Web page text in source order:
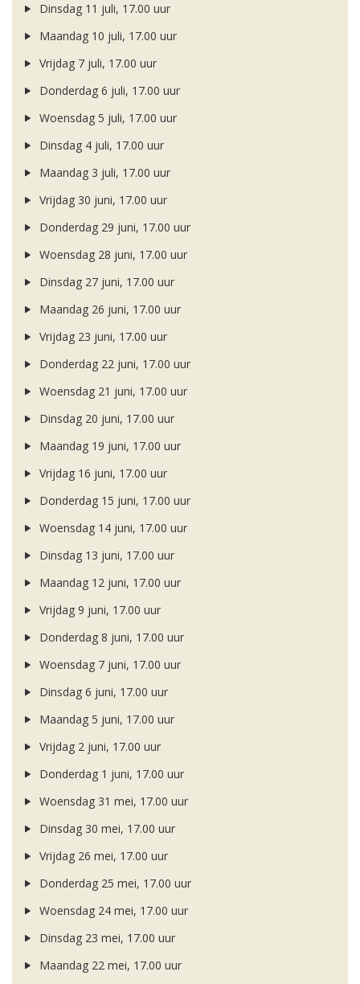
Dinsdag 11 juli, 17.00 uur
Maandag 10 juli, 17.00 uur
Vrijdag 7 juli, 17.00 uur
Donderdag 6 juli, 17.00 uur
Woensdag 5 juli, 17.00 uur
Dinsdag 4 juli, 17.00 uur
Maandag 3 juli, 17.00 uur
Vrijdag 30 juni, 17.00 uur
Donderdag 29 juni, 17.00 uur
Woensdag 28 juni, 17.00 uur
Dinsdag 27 juni, 17.00 uur
Maandag 26 juni, 17.00 uur
Vrijdag 23 juni, 17.00 uur
Donderdag 22 juni, 17.00 uur
Woensdag 21 juni, 17.00 uur
Dinsdag 20 juni, 17.00 uur
Maandag 19 juni, 17.00 uur
Vrijdag 16 juni, 17.00 uur
Donderdag 15 juni, 17.00 uur
Woensdag 14 juni, 17.00 uur
Dinsdag 13 juni, 17.00 uur
Maandag 12 juni, 17.00 uur
Vrijdag 9 juni, 17.00 uur
Donderdag 8 juni, 17.00 uur
Woensdag 7 juni, 17.00 uur
Dinsdag 6 juni, 17.00 uur
Maandag 5 juni, 17.00 uur
Vrijdag 2 juni, 17.00 uur
Donderdag 1 juni, 17.00 uur
Woensdag 31 mei, 17.00 uur
Dinsdag 30 mei, 17.00 uur
Vrijdag 26 mei, 17.00 uur
Donderdag 25 mei, 17.00 uur
Woensdag 24 mei, 17.00 uur
Dinsdag 23 mei, 17.00 uur
Maandag 22 mei, 17.00 uur